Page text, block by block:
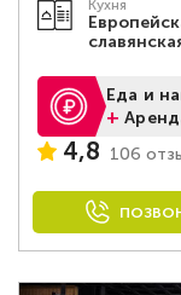
Кухня
Еда и
+
4,8 106